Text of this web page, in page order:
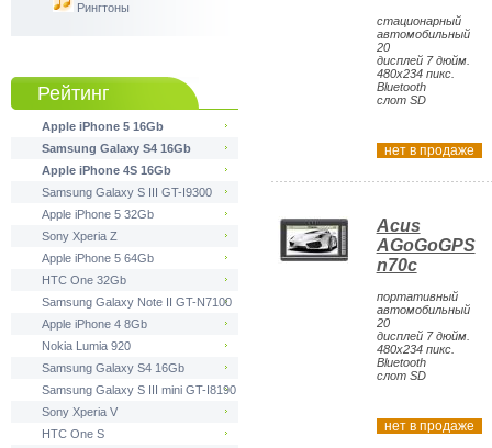
стационарный
автомобильный
20
дисплей 7 дюйм.
480x234 пикс.
Bluetooth
слот SD
нет в продаже
Acus
AGoGoGPS
n70c
портативный
автомобильный
20
дисплей 7 дюйм.
480x234 пикс.
Bluetooth
слот SD
нет в продаже
Рингтоны
Рейтинг
Apple iPhone 5 16Gb
Samsung Galaxy S4 16Gb
Apple iPhone 4S 16Gb
Samsung Galaxy S III GT-I9300
Apple iPhone 5 32Gb
Sony Xperia Z
Apple iPhone 5 64Gb
HTC One 32Gb
Samsung Galaxy Note II GT-N7100
Apple iPhone 4 8Gb
Nokia Lumia 920
Samsung Galaxy S4 16Gb
Samsung Galaxy S III mini GT-I8190
Sony Xperia V
HTC One S